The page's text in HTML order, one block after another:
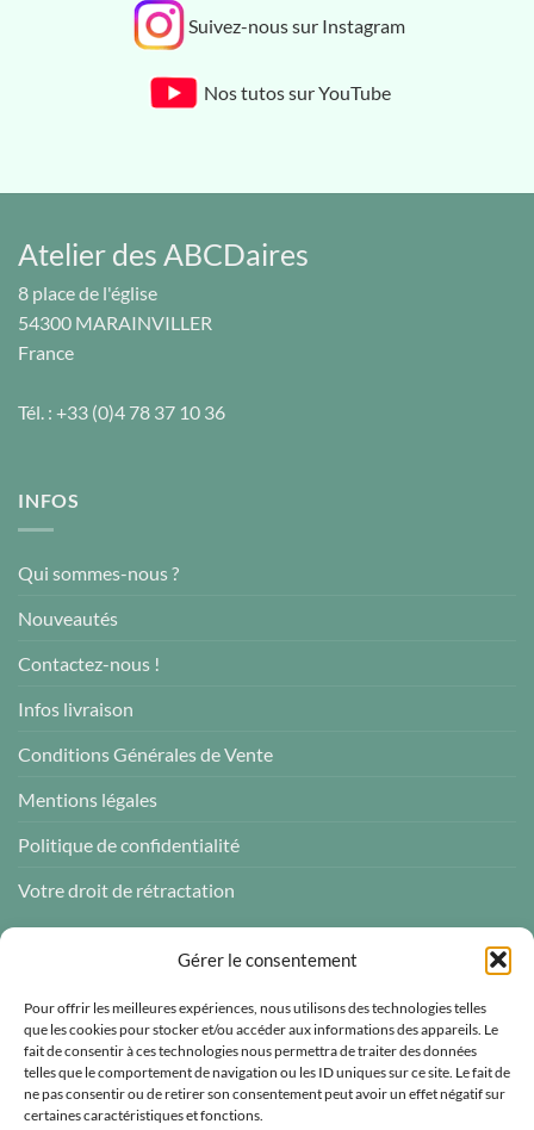
Gérer le consentement
Pour offrir les meilleures expériences, nous utilisons des technologies telles
que les cookies pour stocker et/ou accéder aux informations des appareils. Le
fait de consentir à ces technologies nous permettra de traiter des données
telles que le comportement de navigation ou les ID uniques sur ce site. Le fait de
ne pas consentir ou de retirer son consentement peut avoir un effet négatif sur
certaines caractéristiques et fonctions.
Suivez-nous sur Instagram
Nos tutos sur YouTube
Atelier des ABCDaires
8 place de l'église
54300 MARAINVILLER
France
Tél. : +33 (0)4 78 37 10 36
INFOS
Qui sommes-nous ?
Nouveautés
Contactez-nous !
Infos livraison
Conditions Générales de Vente
Mentions légales
Politique de confidentialité
Votre droit de rétractation
Atelier des ABCDaires